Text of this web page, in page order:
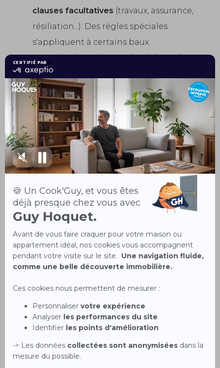
clauses facultatives (travaux, assurance,
résiliation...). Des règles spéciales
s'appliquent à certains baux.
Avant de signer, les parties doivent être
vigilantes sur le
comprendre leurs droits et obligations.
Le recours à un professionnel (agent
immobilier, notaire, avocat) est souvent
utile.
Le bail est l'outil contractuel incontournable
de toute location immobilière. Sa rédaction
engage sur la durée et conditionne le bon
déroulement de la relation. Alors, même si la
loi n'impose pas toujours l'écrit, ne vous
engagez pas sans filet, signez un bail en
bonne et due forme !
Allez plus loin sur ce sujet
Location immobilière
Bail commercial
Bail mobilité